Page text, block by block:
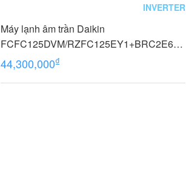
INVERTER
Máy lạnh âm trần Daikin
FCFC125DVM/RZFC125EY1+BRC2E61+
BYCQ125EAF8 Inverter 5.0 HP (5 Ngựa) 3
pha
44,300,000₫